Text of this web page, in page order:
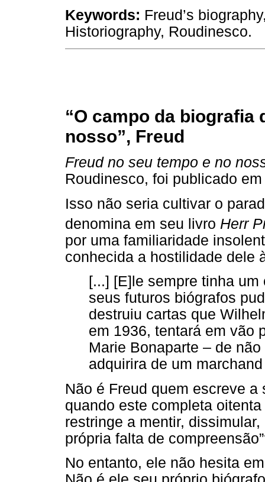
Keywords: Freud’s
Historiography, Roudinesco.
“O campo da biografia
nosso”, Freud
Freud no seu tempo e no
Roudinesco, foi publicado
Isso não seria cultivar o
denomina em seu livro Herr
por uma familiaridade
conhecida a hostilidade dele
[...] [E]le sempre tinha
seus futuros biógrafos
destruiu cartas que
em 1936, tentará em vão
Marie Bonaparte – de
adquirira de um
Não é Freud quem escreve
quando este completa
restringe a mentir,
própria falta de
No entanto, ele não hesita